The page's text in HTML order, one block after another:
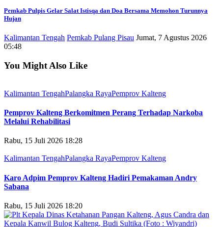
Pemkab Pulpis Gelar Salat Istisqa dan Doa Bersama Memohon Turunnya
Hujan
Kalimantan Tengah Pemkab Pulang Pisau Jumat, 7 Agustus 2026
05:48
You Might Also Like
Kalimantan TengahPalangka RayaPemprov Kalteng
Pemprov Kalteng Berkomitmen Perang Terhadap Narkoba
Melalui Rehabilitasi
Rabu, 15 Juli 2026 18:28
Kalimantan TengahPalangka RayaPemprov Kalteng
Karo Adpim Pemprov Kalteng Hadiri Pemakaman Andry
Sabana
Rabu, 15 Juli 2026 18:20